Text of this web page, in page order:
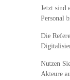
Jetzt sind
Personal
Die
Nutzen
Akteure